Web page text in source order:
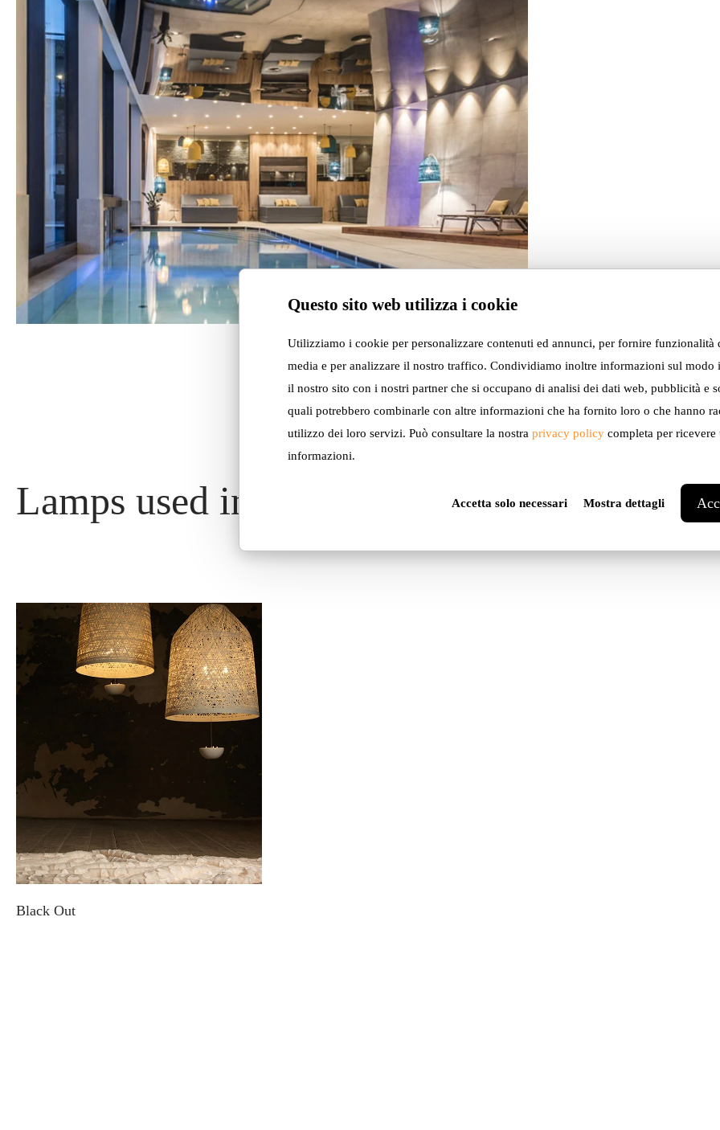
Questo sito web utilizza i cookie
Utilizziamo i cookie per personalizzare contenuti ed annunci, per fornire funzionalità
media e per analizzare il nostro traffico. Condividiamo inoltre informazioni sul modo
il nostro sito con i nostri partner che si occupano di analisi dei dati web, pubblicità e
quali potrebbero combinarle con altre informazioni che ha fornito loro o che hanno
utilizzo dei loro servizi. Può consultare la nostra privacy policy completa per ricevere
informazioni.
Accetta solo necessari Mostra dettagli
Lamps used in this project
Black Out